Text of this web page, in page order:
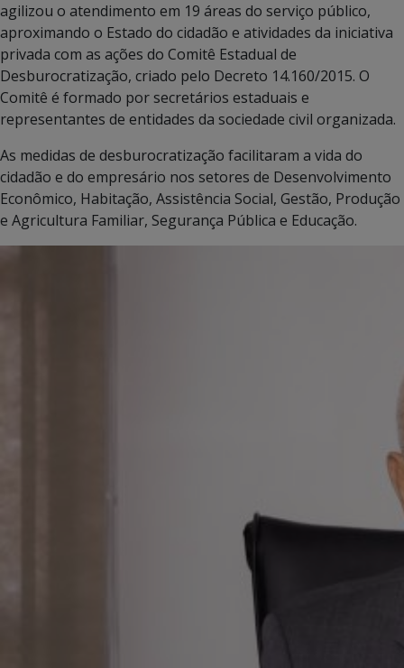
agilizou o atendimento em 19 áreas do serviço público,
aproximando o Estado do cidadão e atividades da iniciativa
privada com as ações do Comitê Estadual de
Desburocratização, criado pelo Decreto 14.160/2015. O
Comitê é formado por secretários estaduais e
representantes de entidades da sociedade civil organizada.
As medidas de desburocratização facilitaram a vida do
cidadão e do empresário nos setores de Desenvolvimento
Econômico, Habitação, Assistência Social, Gestão, Produção
e Agricultura Familiar, Segurança Pública e Educação.